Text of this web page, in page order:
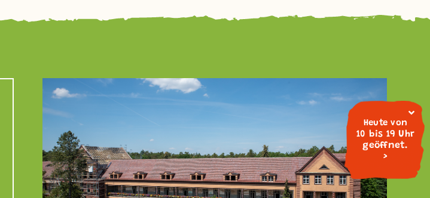
Heute von
10 bis 19 Uhr
geöffnet.
>